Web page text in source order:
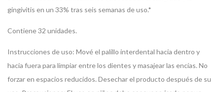
gingivitis en un 33% tras seis semanas de uso.*
Contiene 32 unidades.
Instrucciones de uso: Mové el palillo interdental hacia dentro y
hacia fuera para limpiar entre los dientes y masajear las encías. No
forzar en espacios reducidos. Desechar el producto después de su